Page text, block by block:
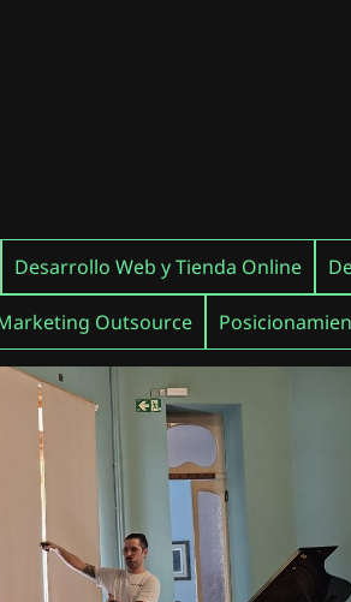
Desarrollo Web y Tienda Online
Outsource